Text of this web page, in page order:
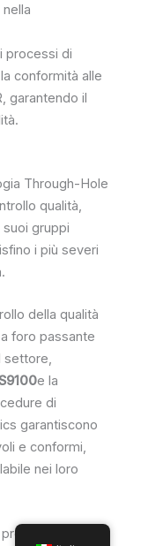
processi di
conformità alle
garantendo il
Through-Hole
qualità,
gruppi
i più severi
della qualità
foro passante
settore,
e la
di
garantiscono
e conformi,
nei loro
Profab